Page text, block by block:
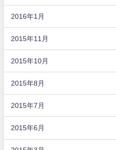
2016年1月
2015年11月
2015年10月
2015年8月
2015年7月
2015年6月